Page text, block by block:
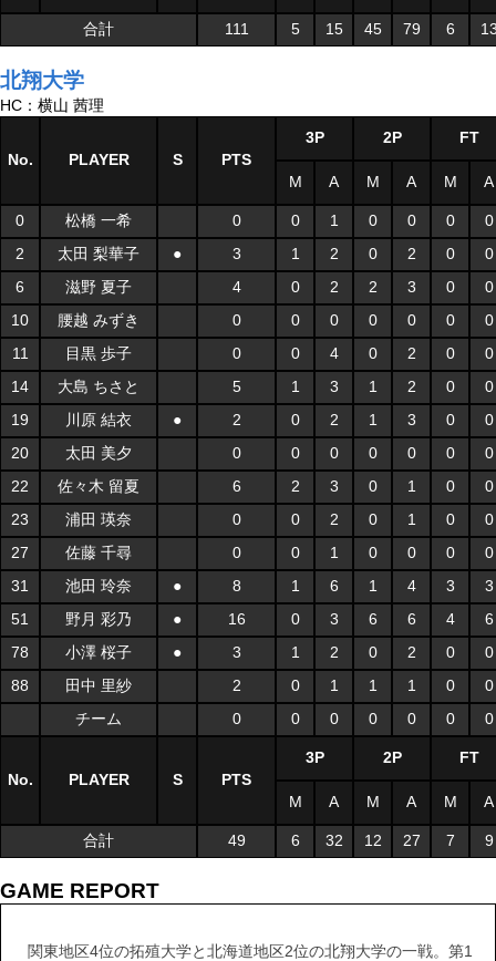
合計 111 5 15 45 79 6
北翔大学
HC：横山 茜理
No. PLAYER S PTS
3P 2P FT
M A M A M A
0 松橋 一希 0 0 1 0 0 0
0
2
太田 梨華子 ● 3 1 2 0 2 0
0
6
滋野 夏子 4 0 2 2 3 0
0
10
腰越 みずき 0 0 0 0 0 0
0
11
目黒 歩子 0 0 4 0 2 0
0
14
大島 ちさと 5 1 3 1 2 0
0
19
川原 結衣 ● 2 0 2 1 3 0
0
20
太田 美夕 0 0 0 0 0 0
0
22
佐々木 留夏 6 2 3 0 1 0
0
23
浦田 瑛奈 0 0 2 0 1 0
0
27
佐藤 千尋 0 0 1 0 0 0
0
31
池田 玲奈 ● 8 1 6 1 4 3
3
51
野月 彩乃 ● 16 0 3 6 6 4
6
78
小澤 桜子 ● 3 1 2 0 2 0
0
88
田中 里紗 2 0 1 1 1 0
0
チーム
0 0 0 0 0 0 0
No. PLAYER S PTS
3P 2P FT
M A M A M A
合計 49 6 32 12 27 7 9
GAME REPORT
関東地区4位の拓殖大学と北海道地区2位の北翔大学の一戦。第1